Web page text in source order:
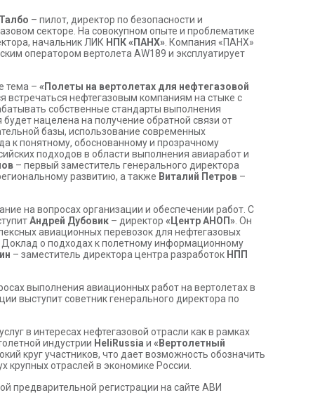
– пилот, директор по безопасности и
секторе. На совокупном опыте и проблематике
начальник ЛИК НПК «ПАНХ» . Компания «ПАНХ»
оператором вертолета AW189 и эксплуатирует
тема – «Полеты на вертолетах для нефтегазовой
встречаться нефтегазовым компаниям на стыке с
собственные стандарты выполнения
нацелена на получение обратной связи от
базы, использование современных
к понятному, обоснованному и прозрачному
подходов в области выполнения авиаработ и
– первый заместитель генерального директора
развитию, а также Виталий Петров –
на вопросах организации и обеспечении работ. С
Андрей Дубовик – директор «Центр АНОП» . Он
авиационных перевозок для нефтегазовых
Доклад о подходах к полетному информационному
– заместитель директора центра разработок НПП
выполнения авиационных работ на вертолетах в
выступит советник генерального директора по
в интересах нефтегазовой отрасли как в рамках
индустрии HeliRussia и «Вертолетный
круг участников, что дает возможность обозначить
отраслей в экономике России.
предварительной регистрации на сайте АВИ